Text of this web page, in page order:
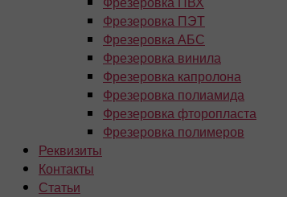
Фрезеровка ПЭТ
Фрезеровка АБС
Фрезеровка винила
Фрезеровка капролона
Фрезеровка полиамида
Фрезеровка фторопласта
Фрезеровка полимеров
Реквизиты
Контакты
Статьи